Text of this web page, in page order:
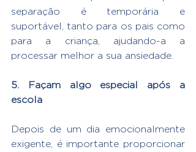
separação é temporária e
suportável, tanto para os pais como
para a criança, ajudando-a a
processar melhor a sua ansiedade.
5. Façam algo especial após a
escola
Depois de um dia emocionalmente
exigente, é importante proporcionar